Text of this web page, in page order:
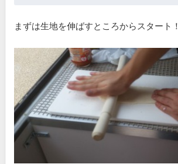
まずは生地を伸ばすところからスタート！